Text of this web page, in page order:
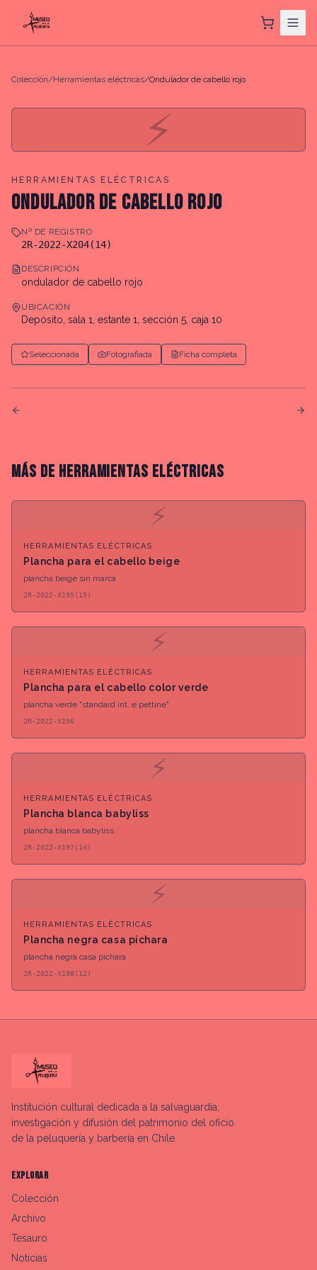
Colección/Herramientas eléctricas/Ondulador de cabello rojo
⚡
HERRAMIENTAS ELÉCTRICAS
ONDULADOR DE CABELLO ROJO
Nº DE REGISTRO
2R-2022-X204(14)
DESCRIPCIÓN
ondulador de cabello rojo
UBICACIÓN
Depósito, sala 1, estante 1, sección 5, caja 10
Seleccionada Fotografiada Ficha completa
MÁS DE HERRAMIENTAS ELÉCTRICAS
⚡
HERRAMIENTAS ELÉCTRICAS
Plancha para el cabello beige
plancha beige sin marca
2R-2022-X195(15)
⚡
HERRAMIENTAS ELÉCTRICAS
Plancha para el cabello color verde
plancha verde "standard int. e pettine"
2R-2022-X196
⚡
HERRAMIENTAS ELÉCTRICAS
Plancha blanca babyliss
plancha blanca babyliss
2R-2022-X197(14)
⚡
HERRAMIENTAS ELÉCTRICAS
Plancha negra casa pichara
plancha negra casa pichara
2R-2022-X198(12)
Institución cultural dedicada a la salvaguardia,
investigación y difusión del patrimonio del oficio
de la peluquería y barbería en Chile.
EXPLORAR
Colección
Archivo
Tesauro
Noticias